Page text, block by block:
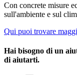
Con concrete misure
sull'ambiente e sul
Qui puoi trovare
Hai bisogno di un
di aiutarti.